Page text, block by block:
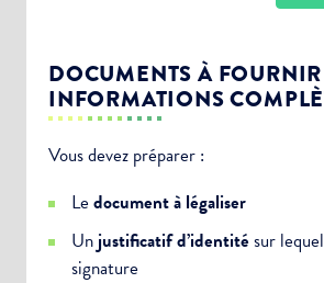
DOCUMENTS À
INFORMATIONS
Vous devez préparer :
Le document à légaliser
Un justificatif d’identitésur
signature
Newsletter Culture